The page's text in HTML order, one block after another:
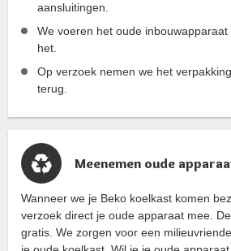
aansluitingen.
We voeren het oude
het.
Op verzoek nemen we het
terug.
Meenemen oude
Wanneer we je Beko koelkast komen
verzoek direct je oude apparaat mee.
gratis. We zorgen voor een